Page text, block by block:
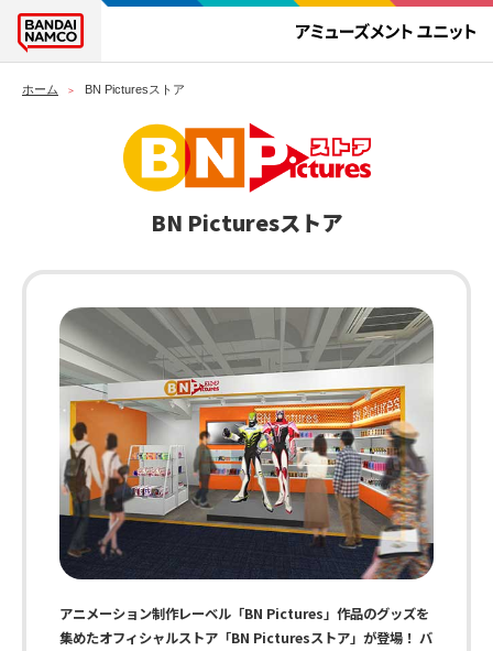
ホーム BN Picturesストア
BN Picturesストア
アニメーション制作レーベル「BN Pictures」作品のグッズを
集めたオフィシャルストア「BN Picturesストア」が登場！ バ